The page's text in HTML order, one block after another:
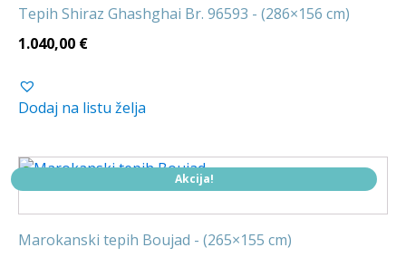
Tepih Shiraz Ghashghai Br. 96593 - (286×156 cm)
1.040,00 €
Dodaj na listu želja
Akcija!
Marokanski tepih Boujad - (265×155 cm)